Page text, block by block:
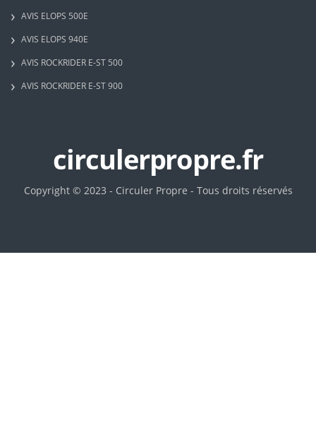
AVIS ELOPS 500E
AVIS ELOPS 940E
AVIS ROCKRIDER E-ST 500
AVIS ROCKRIDER E-ST 900
circulerpropre.fr
Copyright © 2023 - Circuler Propre - Tous droits réservés